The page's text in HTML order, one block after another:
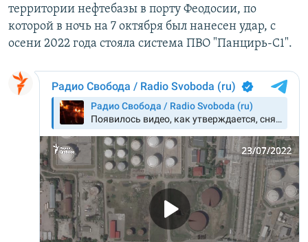
территории нефтебазы в порту Феодосии, по
которой в ночь на 7 октября был нанесен удар, с
осени 2022 года стояла система ПВО "Панцирь-С1".